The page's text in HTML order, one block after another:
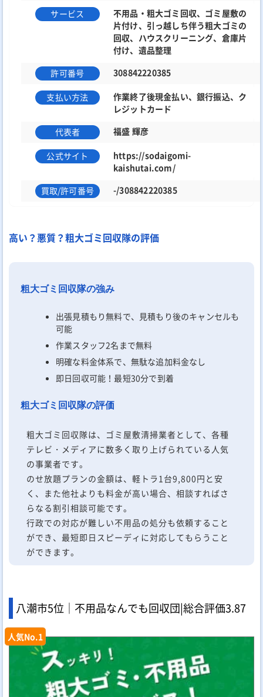
サービス
不用品・粗大ゴミ回収、ゴミ屋敷の
片付け、引っ越しち伴う粗大ゴミの
回収、ハウスクリーニング、倉庫片
付け、遺品整理
許可番号
308842220385
支払い方法
作業終了後現金払い、銀行振込、ク
レジットカード
代表者
福盛 輝彦
公式サイト
https://sodaigomi-
kaishutai.com/
買取/許可番号
-/308842220385
高い？悪質？粗大ゴミ回収隊の評価
粗大ゴミ回収隊の強み
出張見積もり無料で、見積もり後のキャンセルも
可能
作業スタッフ2名まで無料
明確な料金体系で、無駄な追加料金なし
即日回収可能！最短30分で到着
粗大ゴミ回収隊の評価
粗大ゴミ回収隊は、ゴミ屋敷清掃業者として、各種
テレビ・メディアに数多く取り上げられている人気
の事業者です。
のせ放題プランの金額は、軽トラ1台9,800円と安
く、また他社よりも料金が高い場合、相談すればさ
らなる割引相談可能です。
行政での対応が難しい不用品の処分も依頼すること
ができ、最短即日スピーディに対応してもらうこと
ができます。
八潮市5位｜不用品なんでも回収団|総合評価3.87
人気No.1